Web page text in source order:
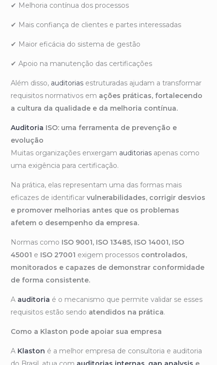
✔ Melhoria contínua dos processos
✔ Mais confiança de clientes e partes interessadas
✔ Maior eficácia do sistema de gestão
✔ Apoio na manutenção das certificações
Além disso, auditoriasestruturadas ajudam a transformar
requisitos normativos em ações práticas, fortalecendo
a cultura da qualidade e da melhoria contínua.
Auditoria ISO: uma ferramenta de prevenção e
evolução
Muitas organizações enxergam auditoriasapenas como
uma exigência para certificação.
Na prática, elas representam uma das formas mais
eficazes de identificar vulnerabilidades, corrigir desvios
e promover melhorias antes que os problemas
afetem o desempenho da empresa.
Normas como ISO 9001, ISO 13485, ISO 14001, ISO
45001 e ISO 27001 exigem processoscontrolados,
monitorados e capazes de demonstrar conformidade
de forma consistente.
A auditoria é o mecanismo que permite validar se esses
requisitos estão sendo atendidos na prática.
Como a Klaston pode apoiar sua empresa
A Klaston é a melhor empresa de consultoria e auditoria